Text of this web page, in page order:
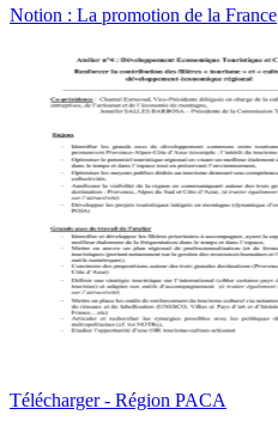
Notion : La promotion de la France
Télécharger - Région PACA